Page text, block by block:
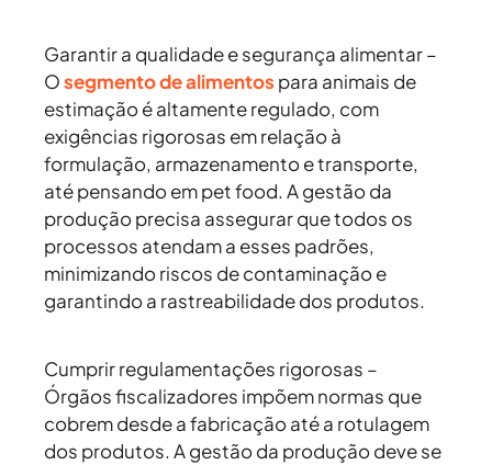
Garantir a qualidade e segurança alimentar –
Osegmento de alimentos para animais de
estimação é altamente regulado, com
exigências rigorosas em relação à
formulação, armazenamento e transporte,
até pensando em pet food. A gestão da
produção precisa assegurar que todos os
processos atendam a esses padrões,
minimizando riscos de contaminação e
garantindo a rastreabilidade dos produtos.
Cumprir regulamentações rigorosas –
Órgãos fiscalizadores impõem normas que
cobrem desde a fabricação até a rotulagem
dos produtos. A gestão da produção deve se